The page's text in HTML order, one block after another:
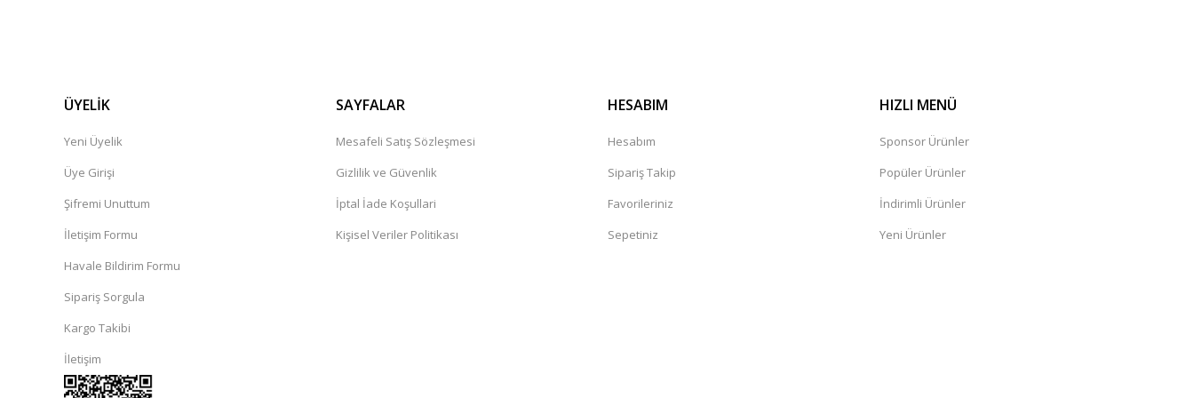
ÜYELİK
Yeni Üyelik
Üye Girişi
Şifremi Unuttum
İletişim Formu
Havale Bildirim Formu
Sipariş Sorgula
Kargo Takibi
İletişim
SAYFALAR
Mesafeli Satış Sözleşmesi
Gizlilik ve Güvenlik
İptal İade Koşullari
Kişisel Veriler Politikası
HESABIM
Hesabım
Sipariş Takip
Favorileriniz
Sepetiniz
HIZLI MENÜ
Sponsor Ürünler
Popüler Ürünler
İndirimli Ürünler
Yeni Ürünler